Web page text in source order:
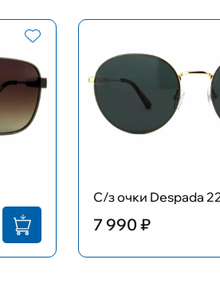
С/з очки Despada
7 990 ₽